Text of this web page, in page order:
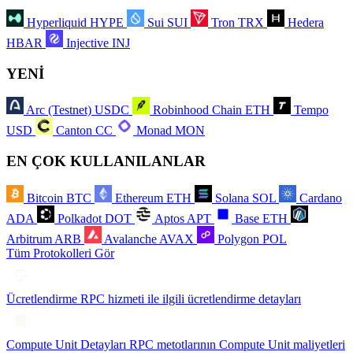
Hyperliquid HYPE Sui SUI Tron TRX
Hedera
HBAR
Injective INJ
YENİ
Arc (Testnet) USDC Robinhood Chain ETH
Tempo
USD
Canton CC Monad MON
EN ÇOK KULLANILANLAR
Bitcoin BTC Ethereum ETH Solana SOL
Cardano
ADA
Polkadot DOT Aptos APT Base ETH
Arbitrum ARB Avalanche AVAX Polygon POL
Tüm Protokolleri Gör
Ücretlendirme RPC hizmeti ile ilgili ücretlendirme detayları
Compute Unit Detayları RPC metotlarının Compute Unit maliyetleri